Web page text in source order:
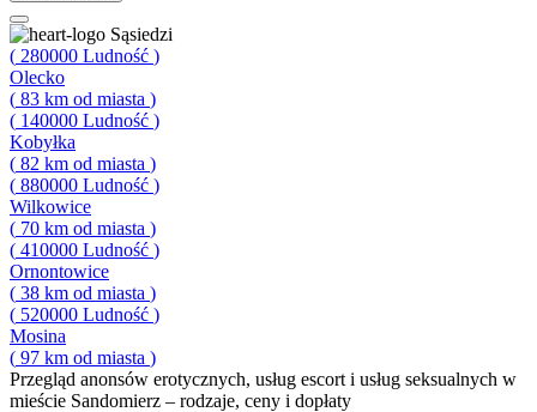
Sąsiedzi
( 280000 Ludność )
Olecko
( 83 km od miasta )
( 140000 Ludność )
Kobyłka
( 82 km od miasta )
( 880000 Ludność )
Wilkowice
( 70 km od miasta )
( 410000 Ludność )
Ornontowice
( 38 km od miasta )
( 520000 Ludność )
Mosina
( 97 km od miasta )
Przegląd anonsów erotycznych, usług escort i usług seksualnych w
mieście Sandomierz – rodzaje, ceny i dopłaty